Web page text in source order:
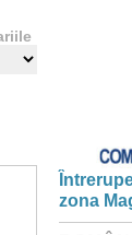
zona